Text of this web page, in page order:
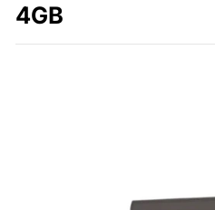
4GB